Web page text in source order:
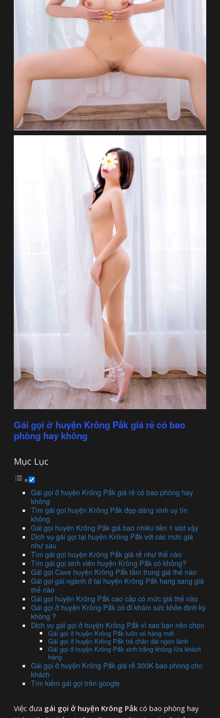
Gái gọi ở huyện Krông Pắk giá rẻ có bao
phòng hay không
Mục Lục
Gái gọi ở huyện Krông Pắk giá rẻ có bao phòng hay
không
Tìm gái gọi huyện Krông Pắk đẹp dáng xinh uy tín
không
Gái gọi huyện Krông Pắk giá bao nhiêu tiền 1 slot vậy
Dịch vụ gái gọi tại huyện Krông Pắk với các mức giá
như sau
Tìm gái gọi huyện Krông Pắk giá rẻ như thế nào
Tìm gái gọi sinh viên huyện Krông Pắk có không?
Gái gọi Cave huyện Krông Pắk tầm trung giá thế nào
Gái gọi gái ngành ở tại huyện Krông Pắk hạng sang giá
thế nào
Gái gọi huyện Krông Pắk cao cấp có mức giá thế nào
Gái gọi ở huyện Krông Pắk có đi khám sức khỏe định kỳ
không ?
Dịch vụ gái gọi ở huyện Krông Pắk vì sao bạn nên chọn
Gái gọi ở huyện Krông Pắk luôn có hàng mới
Gái gọi ở huyện Krông Pắk trẻ chân dài ngon lành
Gái gọi ở huyện Krông Pắk xinh trắng không lừa khách
hàng
Gái gọi ở huyện Krông Pắk giá rẻ 300K bao phòng cho
khách
Tìm kiếm gái gọi trên google
Việc đưa gái gọi ở huyện Krông Pắk có bao phòng hay